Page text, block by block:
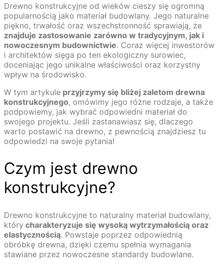
Drewno konstrukcyjne od wieków cieszy się ogromną
popularnością jako materiał budowlany. Jego naturalne
piękno, trwałość oraz wszechstronność sprawiają, że
znajduje zastosowanie zarówno w tradycyjnym, jak i
nowoczesnym budownictwie. Coraz więcej inwestorów
i architektów sięga po ten ekologiczny surowiec,
doceniając jego unikalne właściwości oraz korzystny
wpływ na środowisko.
W tym artykule przyjrzymy się bliżej zaletom drewna
konstrukcyjnego, omówimy jego różne rodzaje, a także
podpowiemy, jak wybrać odpowiedni materiał do
swojego projektu. Jeśli zastanawiasz się, dlaczego
warto postawić na drewno, z pewnością znajdziesz tu
odpowiedzi na swoje pytania!
Czym jest drewno
konstrukcyjne?
Drewno konstrukcyjne to naturalny materiał budowlany,
który charakteryzuje się wysoką wytrzymałością oraz
elastycznością. Powstaje poprzez odpowiednią
obróbkę drewna, dzięki czemu spełnia wymagania
stawiane przez nowoczesne standardy budowlane.